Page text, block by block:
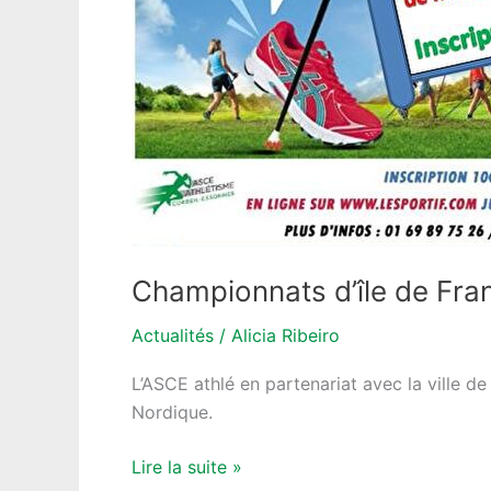
Championnats d’île de
Actualités / Alicia Ribeiro
L’ASCE athlé en partenariat avec la ville
Nordique.
Lire la suite »